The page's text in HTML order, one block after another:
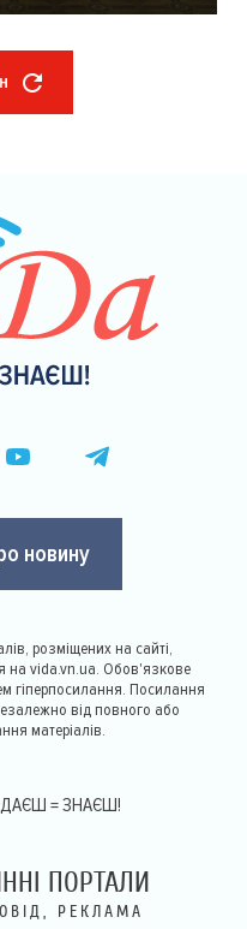
новину
розміщених на сайті,
на vida.vn.ua. Обов'язкове
гіперпосилання. Посилання
від повного або
матеріалів.
= ЗНАЄШ!
ПОРТАЛИ
РЕКЛАМА